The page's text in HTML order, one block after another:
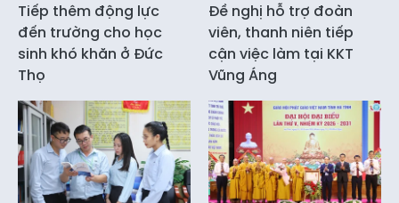
Tiếp thêm động lực
đến trường cho học
sinh khó khăn ở Đức
Thọ
Đề nghị hỗ trợ đoàn
viên, thanh niên tiếp
cận việc làm tại KKT
Vũng Áng